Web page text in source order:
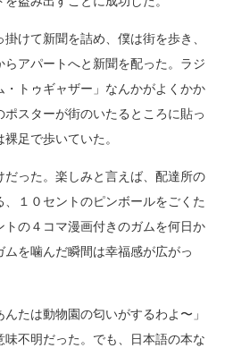
けて新聞を詰め、僕は街を歩き、
アパートへと新聞を配った。ラジ
トゥギャザー」なんかがよくかか
スターが街のいたるところに貼っ
足で歩いていた。
った。楽しみと言えば、配達所の
１０セントのピンボールをごくた
トの４コマ漫画付きのガムを何日か
を噛んだ瞬間は幸福感が広がっ
たは動物園の匂いがするわよ〜」
不明だった。でも、日本語の本な